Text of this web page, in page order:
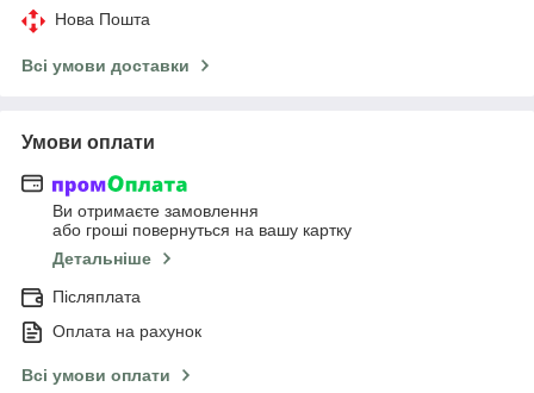
Нова Пошта
Всі умови доставки
Умови оплати
Ви отримаєте замовлення
або гроші повернуться на вашу картку
Детальніше
Післяплата
Оплата на рахунок
Всі умови оплати